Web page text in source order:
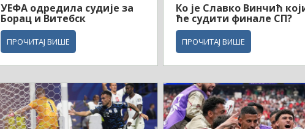
УЕФА одредила судије за
Борац и Витебск
ПРОЧИТАЈ ВИШЕ
Ко је Славко Винчић
ће судити финале СП?
ПРОЧИТАЈ ВИШЕ